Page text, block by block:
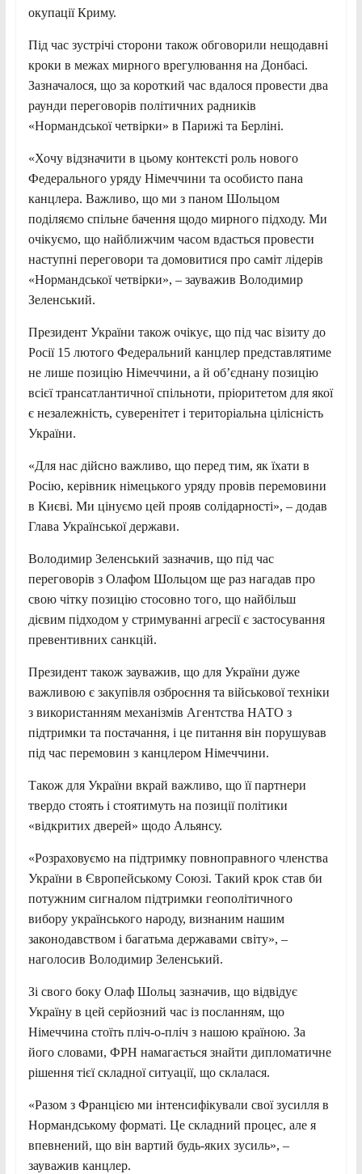
окупації Криму.
Під час зустрічі сторони також обговорили нещодавні
кроки в межах мирного врегулювання на Донбасі.
Зазначалося, що за короткий час вдалося провести два
раунди переговорів політичних радників
«Нормандської четвірки» в Парижі та Берліні.
«Хочу відзначити в цьому контексті роль нового
Федерального уряду Німеччини та особисто пана
канцлера. Важливо, що ми з паном Шольцом
поділяємо спільне бачення щодо мирного підходу. Ми
очікуємо, що найближчим часом вдасться провести
наступні переговори та домовитися про саміт лідерів
«Нормандської четвірки», – зауважив Володимир
Зеленський.
Президент України також очікує, що під час візиту до
Росії 15 лютого Федеральний канцлер представлятиме
не лише позицію Німеччини, а й об’єднану позицію
всієї трансатлантичної спільноти, пріоритетом для якої
є незалежність, суверенітет і територіальна цілісність
України.
«Для нас дійсно важливо, що перед тим, як їхати в
Росію, керівник німецького уряду провів перемовини
в Києві. Ми цінуємо цей прояв солідарності», – додав
Глава Української держави.
Володимир Зеленський зазначив, що під час
переговорів з Олафом Шольцом ще раз нагадав про
свою чітку позицію стосовно того, що найбільш
дієвим підходом у стримуванні агресії є застосування
превентивних санкцій.
Президент також зауважив, що для України дуже
важливою є закупівля озброєння та військової техніки
з використанням механізмів Агентства НАТО з
підтримки та постачання, і це питання він порушував
під час перемовин з канцлером Німеччини.
Також для України вкрай важливо, що її партнери
твердо стоять і стоятимуть на позиції політики
«відкритих дверей» щодо Альянсу.
«Розраховуємо на підтримку повноправного членства
України в Європейському Союзі. Такий крок став би
потужним сигналом підтримки геополітичного
вибору українського народу, визнаним нашим
законодавством і багатьма державами світу», –
наголосив Володимир Зеленський.
Зі свого боку Олаф Шольц зазначив, що відвідує
Україну в цей серйозний час із посланням, що
Німеччина стоїть пліч-о-пліч з нашою країною. За
його словами, ФРН намагається знайти дипломатичне
рішення тієї складної ситуації, що склалася.
«Разом з Францією ми інтенсифікували свої зусилля в
Нормандському форматі. Це складний процес, але я
впевнений, що він вартий будь-яких зусиль», –
зауважив канцлер.